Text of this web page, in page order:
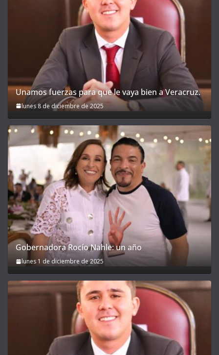
Unamos fuerzas para que le vaya bien a Veracruz.
lunes 8 de diciembre de 2025
Gobernadora Rocío Nahle: un año
lunes 1 de diciembre de 2025